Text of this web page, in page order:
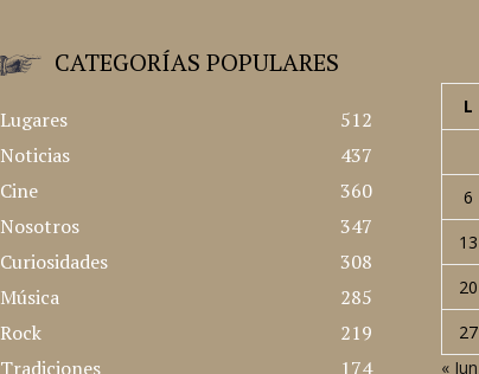
CATEGORÍAS POPULARES
Lugares
512
Noticias
437
Cine
360
Nosotros
347
Curiosidades
308
Música
285
Rock
219
Tradiciones
174
L
6
13
20
27
« Jun